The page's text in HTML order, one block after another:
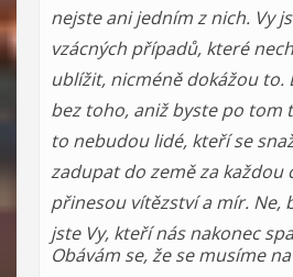
nejste ani jedním z nich. Vy
vzácných případů, které
ublížit, nicméně dokážou to.
bez toho, aniž byste po tom
to nebudou lidé, kteří se
zadupat do země za každou
přinesou vítězství a mír. Ne,
jste Vy, kteří nás nakonec
Obávám se, že se musíme